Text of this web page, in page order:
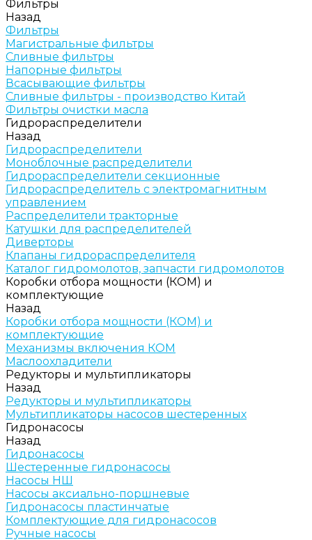
Фильтры
Назад
Фильтры
Магистральные фильтры
Сливные фильтры
Напорные фильтры
Всасывающие фильтры
Сливные фильтры - производство Китай
Фильтры очистки масла
Гидрораспределители
Назад
Гидрораспределители
Моноблочные распределители
Гидрораспределители секционные
Гидрораспределитель с электромагнитным
управлением
Распределители тракторные
Катушки для распределителей
Диверторы
Клапаны гидрораспределителя
Каталог гидромолотов, запчасти гидромолотов
Коробки отбора мощности (КОМ) и
комплектующие
Назад
Коробки отбора мощности (КОМ) и
комплектующие
Механизмы включения КОМ
Маслоохладители
Редукторы и мультипликаторы
Назад
Редукторы и мультипликаторы
Мультипликаторы насосов шестеренных
Гидронасосы
Назад
Гидронасосы
Шестеренные гидронасосы
Насосы НШ
Насосы аксиально-поршневые
Гидронасосы пластинчатые
Комплектующие для гидронасосов
Ручные насосы